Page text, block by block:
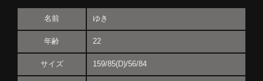
名前 ゆき
年齢 22
サイズ 159/85(D)/56/84